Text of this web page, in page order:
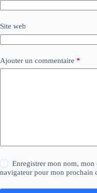
Site web
Ajouter un commentaire *
Enregistrer mon nom, mon
navigateur pour mon prochain